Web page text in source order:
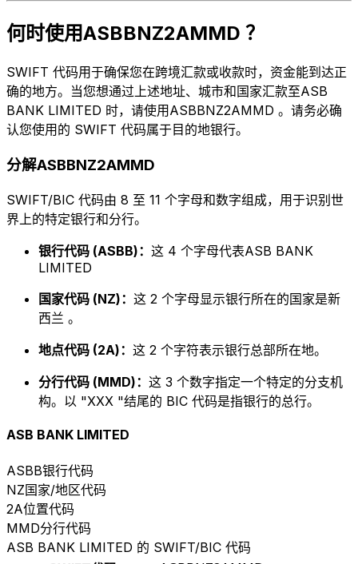
何时使用ASBBNZ2AMMD ？
SWIFT 代码用于确保您在跨境汇款或收款时，资金能到达正
确的地方。当您想通过上述地址、城市和国家汇款至ASB
BANK LIMITED 时，请使用ASBBNZ2AMMD 。请务必确
认您使用的 SWIFT 代码属于目的地银行。
分解ASBBNZ2AMMD
SWIFT/BIC 代码由 8 至 11 个字母和数字组成，用于识别世
界上的特定银行和分行。
银行代码 (ASBB)： 这 4 个字母代表ASB BANK
LIMITED
国家代码 (NZ)： 这 2 个字母显示银行所在的国家是新
西兰 。
地点代码 (2A)： 这 2 个字符表示银行总部所在地。
分行代码 (MMD)： 这 3 个数字指定一个特定的分支机
构。以 "XXX "结尾的 BIC 代码是指银行的总行。
ASB BANK LIMITED
ASBB银行代码
NZ国家/地区代码
2A位置代码
MMD分行代码
ASB BANK LIMITED 的 SWIFT/BIC 代码